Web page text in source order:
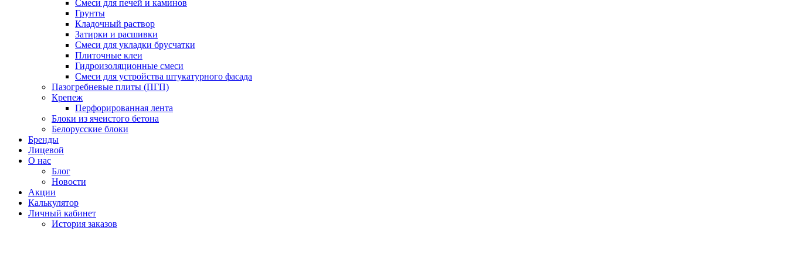
Смеси для печей и каминов
Грунты
Кладочный раствор
Затирки и расшивки
Смеси для укладки брусчатки
Плиточные клеи
Гидроизоляционные смеси
Смеси для устройства штукатурного фасада
Пазогребневые плиты (ПГП)
Крепеж
Перфорированная лента
Блоки из ячеистого бетона
Белорусские блоки
Бренды
Лицевой
О нас
Блог
Новости
Акции
Калькулятор
Личный кабинет
История заказов